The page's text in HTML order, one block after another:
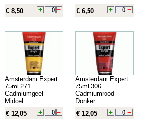
€ 8,50 € 6,50
Amsterdam Expert
75ml 271
Cadmiumgeel
Middel
€ 12,05
Amsterdam Expert
75ml 306
Cadmiumrood
Donker
€ 12,05